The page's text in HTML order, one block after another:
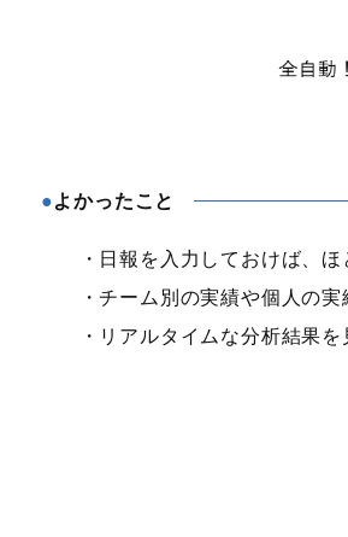
よかったこと
・日報を入力しておけば、
・チーム別の実績や個人の
・リアルタイムな分析結果を